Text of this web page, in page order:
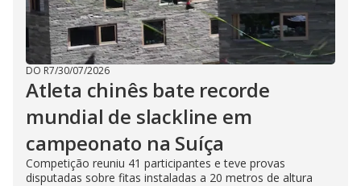
DO R7/30/07/2026
Atleta chinês bate recorde
mundial de slackline em
campeonato na Suíça
Competição reuniu 41 participantes e teve provas
disputadas sobre fitas instaladas a 20 metros de altura